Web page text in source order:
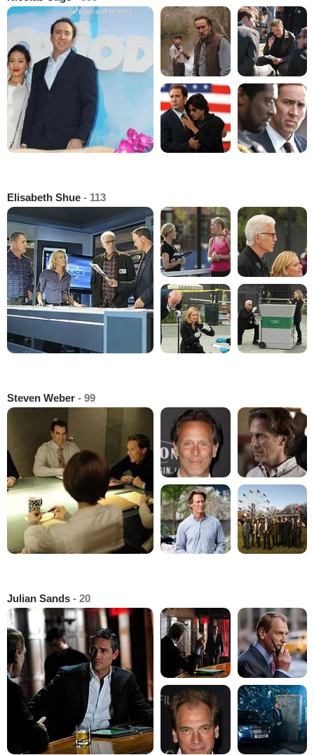
Elisabeth Shue - 113
Steven Weber - 99
Julian Sands - 20